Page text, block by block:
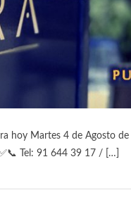
hoy Martes 4 de Agosto
Tel: 91 644 39 17 / […]